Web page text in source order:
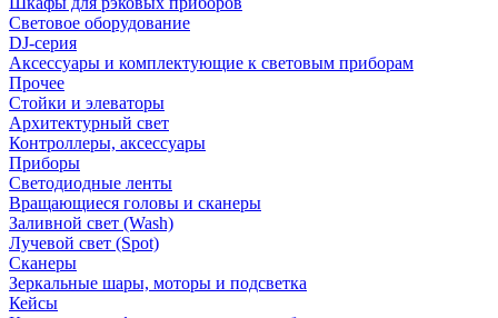
Световое оборудование
DJ-серия
Аксессуары и комплектующие к световым приборам
Прочее
Стойки и элеваторы
Архитектурный свет
Контроллеры, аксессуары
Приборы
Светодиодные ленты
Вращающиеся головы и сканеры
Заливной свет (Wash)
Лучевой свет (Spot)
Сканеры
Зеркальные шары, моторы и подсветка
Кейсы